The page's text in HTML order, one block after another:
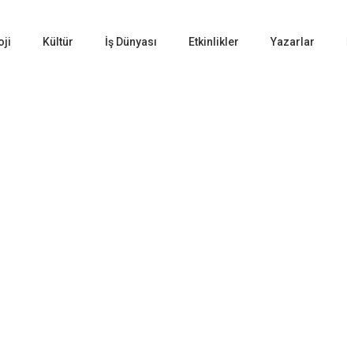
Kültür İş Dünyası Etkinlikler Yazarlar